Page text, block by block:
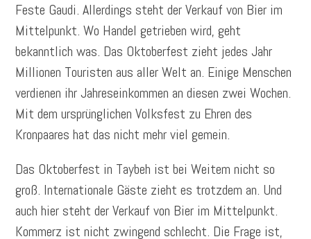
Feste Gaudi. Allerdings steht der Verkauf von Bier im
Mittelpunkt. Wo Handel getrieben wird, geht
bekanntlich was. Das Oktoberfest zieht jedes Jahr
Millionen Touristen aus aller Welt an. Einige Menschen
verdienen ihr Jahreseinkommen an diesen zwei Wochen.
Mit dem ursprünglichen Volksfest zu Ehren des
Kronpaares hat das nicht mehr viel gemein.
Das Oktoberfest in Taybeh ist bei Weitem nicht so
groß. Internationale Gäste zieht es trotzdem an. Und
auch hier steht der Verkauf von Bier im Mittelpunkt.
Kommerz ist nicht zwingend schlecht. Die Frage ist,